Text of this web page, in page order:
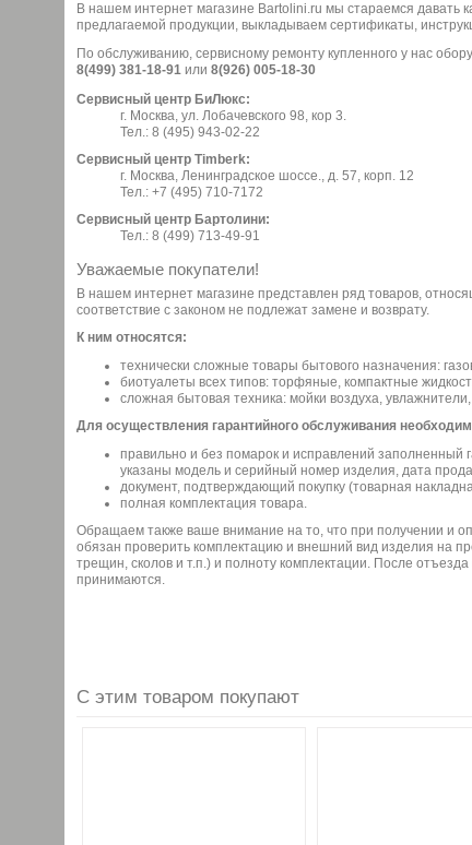
В нашем интернет магазине Bartolini.ru мы стараемся давать
предлагаемой продукции, выкладываем сертификаты,
По обслуживанию, сервисному ремонту купленного у нас
8(499) 381-18-91 или 8(926) 005-18-30
Сервисный центр БиЛюкс:
г. Москва, ул. Лобачевского 98, кор 3.
Тел.: 8 (495) 943-02-22
Сервисный центр Timberk:
г. Москва, Ленинградское шоссе., д. 57, корп. 12
Тел.: +7 (495) 710-7172
Сервисный центр Бартолини:
Тел.: 8 (499) 713-49-91
Уважаемые покупатели!
В нашем интернет магазине представлен ряд товаров,
соответствие с законом не подлежат замене и возврату.
К ним относятся:
технически сложные товары бытового назначения:
биотуалеты всех типов: торфяные, компактные
сложная бытовая техника: мойки воздуха,
Для осуществления гарантийного обслуживания
правильно и без помарок и исправлений
указаны модель и серийный номер изделия, дата
документ, подтверждающий покупку (товарная
полная комплектация товара.
Обращаем также ваше внимание на то, что при получении и
обязан проверить комплектацию и внешний вид изделия на
трещин, сколов и т.п.) и полноту комплектации. После
принимаются.
С этим товаром покупают